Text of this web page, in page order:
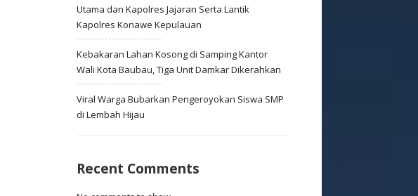
Utama dan Kapolres Jajaran Serta Lantik
Kapolres Konawe Kepulauan
Kebakaran Lahan Kosong di Samping Kantor
Wali Kota Baubau, Tiga Unit Damkar Dikerahkan
Viral Warga Bubarkan Pengeroyokan Siswa SMP
di Lembah Hijau
Recent Comments